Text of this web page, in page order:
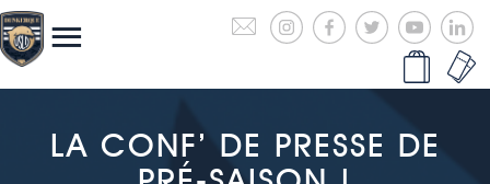
LA CONF’ DE PRESSE DE